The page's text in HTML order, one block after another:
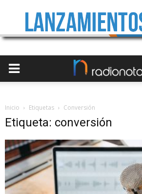
Inicio Etiquetas Conversión
Etiqueta: conversión